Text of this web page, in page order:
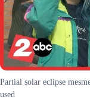
Partial solar eclipse
used